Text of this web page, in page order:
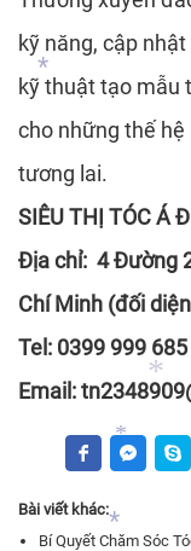
*
*
*
*
kỹ năng, cập
kỹ thuật tạo mẫu
cho những thế
tương lai.
SIÊU THỊ TÓC Á
Địa chỉ: 4 Đường
Chí Minh (đối
Tel: 0399 999
Email:
Bài viết khác:
Bí Quyết Chăm Sóc